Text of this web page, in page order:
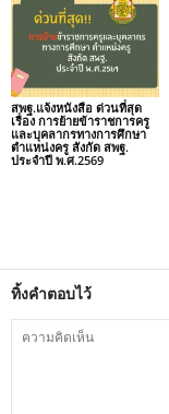
สพฐ.แจ้งหนังสือ ด่วนที่สุด
เรื่อง การย้ายข้าราชการครู
และบุคลากรทางการศึกษา
ตำแหน่งครู สังกัด สพฐ.
ประจำปี พ.ศ.2569
ทิ้งคำตอบไว้